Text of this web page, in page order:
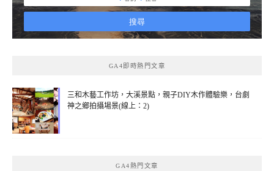
GA4即時熱門文章
三和木藝工作坊，大溪景點，親子DIY木作體驗樂，台劇
神之鄉拍攝場景(線上：2)
GA4熱門文章